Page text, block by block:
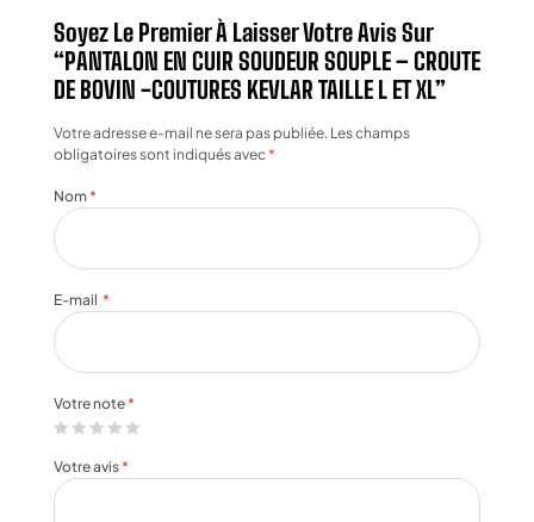
Soyez Le Premier À Laisser Votre Avis Sur
“PANTALON EN CUIR SOUDEUR SOUPLE – CROUTE
DE BOVIN -COUTURES KEVLAR TAILLE L ET XL”
Votre adresse e-mail ne sera pas publiée. Les champs
obligatoires sont indiqués avec*
Votre note *
Votre avis *
Nom *
E-mail *